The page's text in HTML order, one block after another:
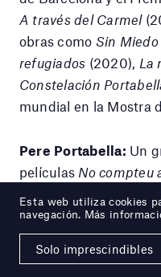
A través del Carmel
obras como Sin Miedo
refugiados (2020), La
Constelación
mundial en la Mostra
Pere Portabella: Un
películas No compteu
silencio antes de Bach
fundamentales de
cultura
Esta web utiliza cookies
navegación. Más
Solo imprescindibles